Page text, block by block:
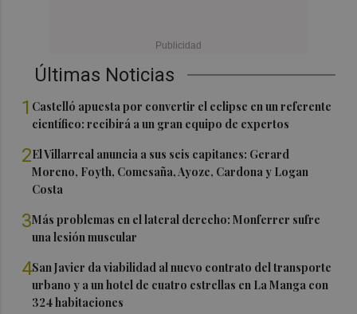
Últimas Noticias
1 Castelló apuesta por convertir el eclipse en un referente
científico: recibirá a un gran equipo de expertos
2El Villarreal anuncia a sus seis capitanes: Gerard
Moreno, Foyth, Comesaña, Ayoze, Cardona y Logan
Costa
3Más problemas en el lateral derecho: Monferrer sufre
una lesión muscular
4San Javier da viabilidad al nuevo contrato del transporte
urbano y a un hotel de cuatro estrellas en La Manga con
324 habitaciones